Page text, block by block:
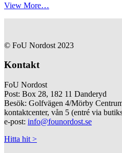
View More…
© FoU Nordost 2023
Kontakt
FoU Nordost
Post: Box 28, 182 11 Danderyd
Besök: Golfvägen 4/Mörby
kontaktcenter, vån 5 (entré via
e-post: info@founordost.se
Hitta hit >